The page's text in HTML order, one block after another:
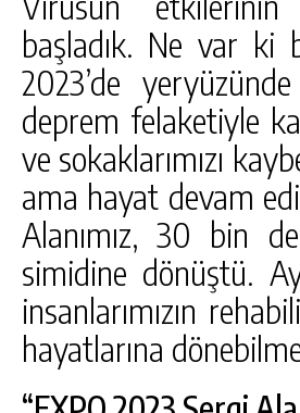
başladık. Ne var ki
2023’de
deprem felaketiyle
ve sokaklarımızı
ama hayat devam
Alanımız, 30 bin
simidine dönüştü.
insanlarımızın
hayatlarına